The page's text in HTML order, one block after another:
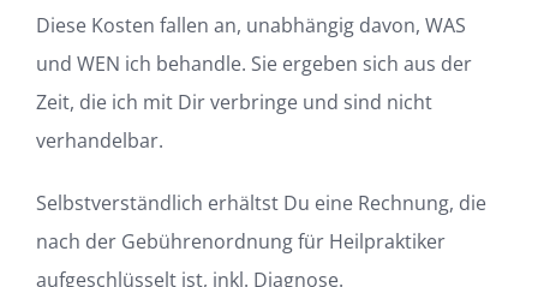
Diese Kosten fallen an, unabhängig davon, WAS
und WEN ich behandle. Sie ergeben sich aus der
Zeit, die ich mit Dir verbringe und sind nicht
verhandelbar.
Selbstverständlich erhältst Du eine Rechnung, die
nach der Gebührenordnung für Heilpraktiker
aufgeschlüsselt ist, inkl. Diagnose.